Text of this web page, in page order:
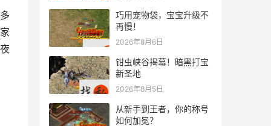
巧用宠物袋，宝宝升级不
再慢！
2026年8月6日
钳虫峡谷揭幕！暗黑打宝
新圣地
2026年8月5日
从新手到王者，你的称号
如何加冕？